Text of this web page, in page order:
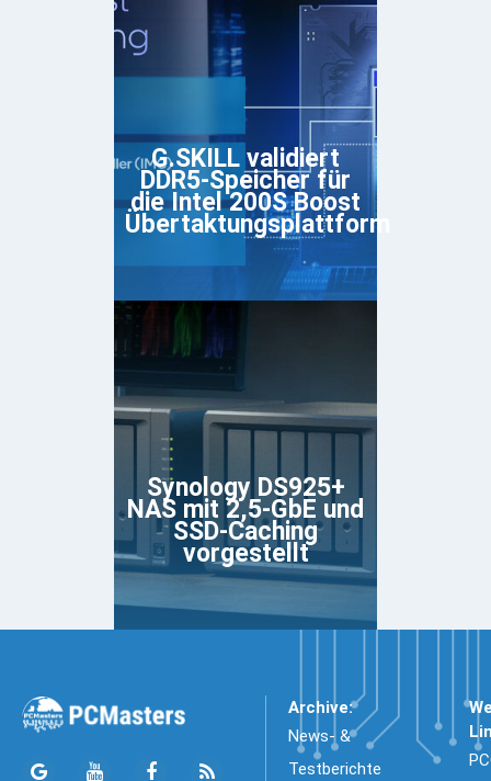
G.SKILL validiert
DDR5-Speicher für
die Intel 200S Boost
Übertaktungsplattform
Synology DS925+
NAS mit 2,5-GbE und
SSD-Caching
vorgestellt
Archive:
News- &
Testberichte